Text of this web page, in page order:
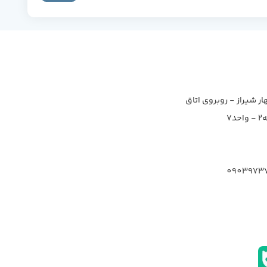
شیراز - روبروی اتاق